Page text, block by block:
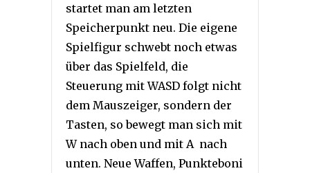
startet man am letzten
Speicherpunkt neu. Die eigene
Spielfigur schwebt noch etwas
über das Spielfeld, die
Steuerung mit WASD folgt nicht
dem Mauszeiger, sondern der
Tasten, so bewegt man sich mit
W nach oben und mit A nach
unten. Neue Waffen, Punkteboni